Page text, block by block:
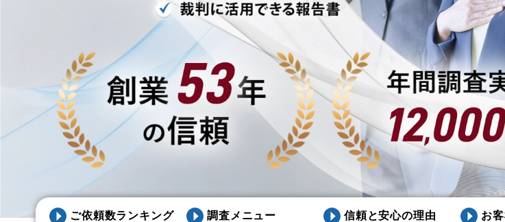
ご依頼数ランキング 調査メニュー 信頼と安心の理由 お